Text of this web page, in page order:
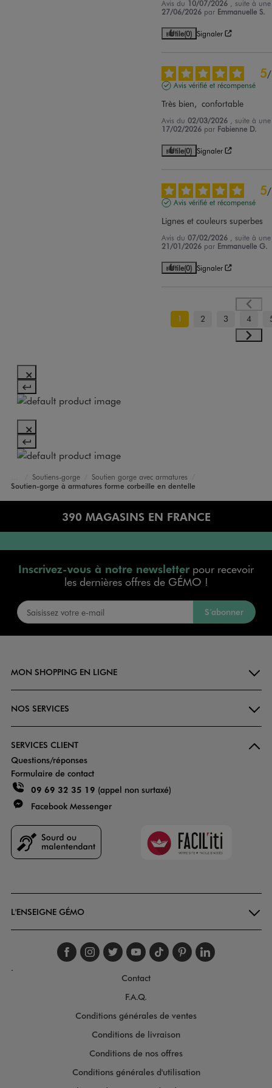
Avis du 10/07/2026
, suite à
27/06/2026 par Emmanuelle S.
Utile(0) Signaler
5/
Avis vérifié et récompensé
Très bien,  confortable
Avis du02/03/2026
, suite à
17/02/2026 par Fabienne D.
Utile(0) Signaler
5/
Avis vérifié et récompensé
Lignes et couleurs superbes
Avis du07/02/2026
, suite à
21/01/2026 par Emmanuelle G.
Utile(0) Signaler
1 2 3 4
Accueil
Femme
Lingerie
Soutiens-gorge
Soutien gorge avec armatures
Soutien-gorge à armatures forme corbeille en dentelle
390 MAGASINS EN FRANCE
Inscrivez-vous à notre newsletterpour recevoir
les dernières offres de GÉMO !
S’abonner
MON SHOPPING EN LIGNE
NOS SERVICES
SERVICES CLIENT
Questions/réponses
Formulaire de contact
09 69 32 35 19 (appel non surtaxé)
Facebook Messenger
Faciliti
L'ENSEIGNE GÉMO
Suivez-nous sur
Suivez-nous sur
Suivez-nous sur
Suivez-nous
Suivez-nous
Suivez-
.
Contact
F.A.Q.
Conditions générales de ventes
Conditions de livraison
Conditions de nos offres
Conditions générales d'utilisation